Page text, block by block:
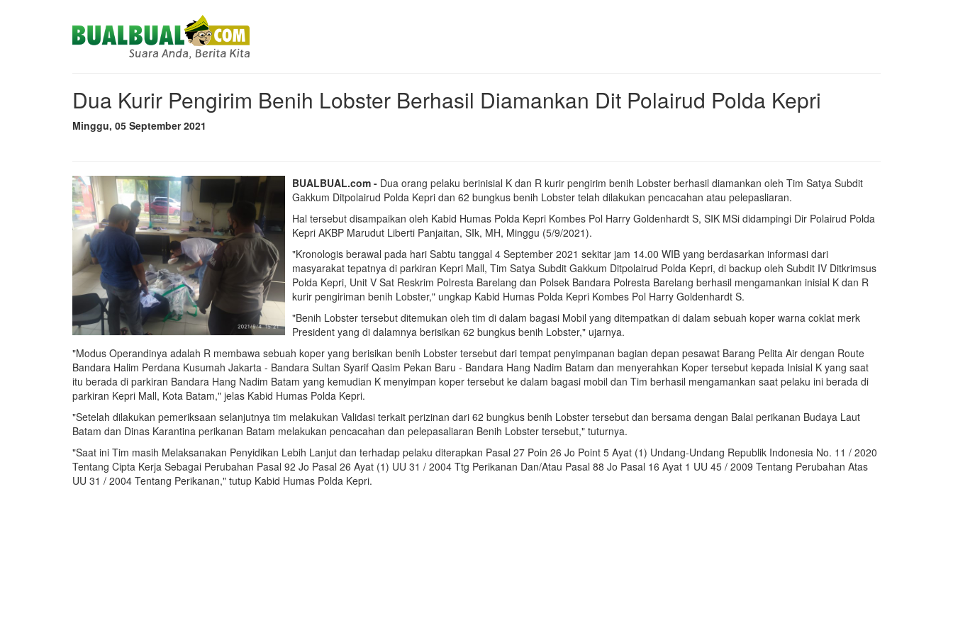
Dua Kurir Pengirim Benih Lobster Berhasil Diamankan Dit Polairud Polda Kepri
Minggu, 05 September 2021
BUALBUAL.com - Dua orang pelaku berinisial K dan R kurir pengirim benih Lobster berhasil diamankan oleh Tim Satya Subdit
Gakkum Ditpolairud Polda Kepri dan 62 bungkus benih Lobster telah dilakukan pencacahan atau pelepasliaran.
Hal tersebut disampaikan oleh Kabid Humas Polda Kepri Kombes Pol Harry Goldenhardt S, SIK MSi didampingi Dir Polairud Polda
Kepri AKBP Marudut Liberti Panjaitan, SIk, MH, Minggu (5/9/2021).
"Kronologis berawal pada hari Sabtu tanggal 4 September 2021 sekitar jam 14.00 WIB yang berdasarkan informasi dari
masyarakat tepatnya di parkiran Kepri Mall, Tim Satya Subdit Gakkum Ditpolairud Polda Kepri, di backup oleh Subdit IV Ditkrimsus
Polda Kepri, Unit V Sat Reskrim Polresta Barelang dan Polsek Bandara Polresta Barelang berhasil mengamankan inisial K dan R
kurir pengiriman benih Lobster," ungkap Kabid Humas Polda Kepri Kombes Pol Harry Goldenhardt S.
"Benih Lobster tersebut ditemukan oleh tim di dalam bagasi Mobil yang ditempatkan di dalam sebuah koper warna coklat merk
President yang di dalamnya berisikan 62 bungkus benih Lobster," ujarnya.
"Modus Operandinya adalah R membawa sebuah koper yang berisikan benih Lobster tersebut dari tempat penyimpanan bagian depan pesawat Barang Pelita Air dengan Route
Bandara Halim Perdana Kusumah Jakarta - Bandara Sultan Syarif Qasim Pekan Baru - Bandara Hang Nadim Batam dan menyerahkan Koper tersebut kepada Inisial K yang saat
itu berada di parkiran Bandara Hang Nadim Batam yang kemudian K menyimpan koper tersebut ke dalam bagasi mobil dan Tim berhasil mengamankan saat pelaku ini berada di
parkiran Kepri Mall, Kota Batam," jelas Kabid Humas Polda Kepri.
"Setelah dilakukan pemeriksaan selanjutnya tim melakukan Validasi terkait perizinan dari 62 bungkus benih Lobster tersebut dan bersama dengan Balai perikanan Budaya Laut
Batam dan Dinas Karantina perikanan Batam melakukan pencacahan dan pelepasaliaran Benih Lobster tersebut," tuturnya.
"Saat ini Tim masih Melaksanakan Penyidikan Lebih Lanjut dan terhadap pelaku diterapkan Pasal 27 Poin 26 Jo Point 5 Ayat (1) Undang-Undang Republik Indonesia No. 11 / 2020
Tentang Cipta Kerja Sebagai Perubahan Pasal 92 Jo Pasal 26 Ayat (1) UU 31 / 2004 Ttg Perikanan Dan/Atau Pasal 88 Jo Pasal 16 Ayat 1 UU 45 / 2009 Tentang Perubahan Atas
UU 31 / 2004 Tentang Perikanan," tutup Kabid Humas Polda Kepri.